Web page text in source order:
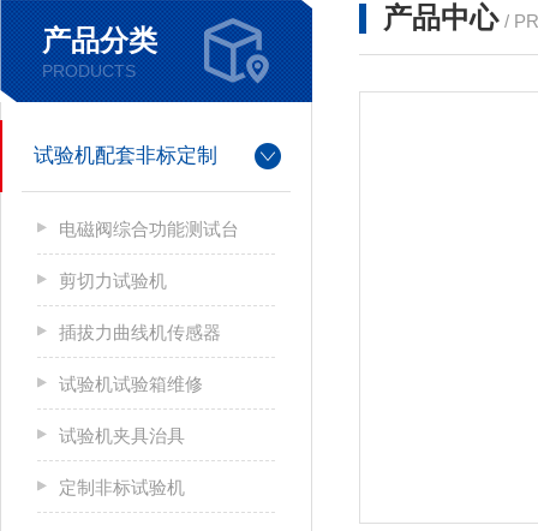
产品分类
PRODUCTS
试验机配套非标定制
电磁阀综合功能测试台
剪切力试验机
插拔力曲线机传感器
试验机试验箱维修
试验机夹具治具
定制非标试验机
产品中心 /